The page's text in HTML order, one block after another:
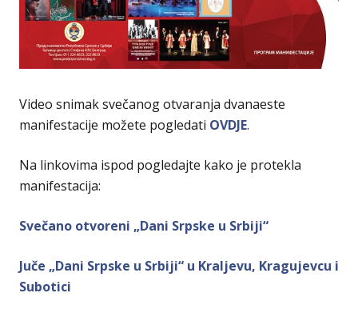
Video snimak svečanog otvaranja dvanaeste
manifestacije možete pogledati OVDJE.
Na linkovima ispod pogledajte kako je protekla
manifestacija:
Svečano otvoreni „Dani Srpske u Srbiji“
Juče „Dani Srpske u Srbiji“ u Kraljevu, Kragujevcu i
Subotici